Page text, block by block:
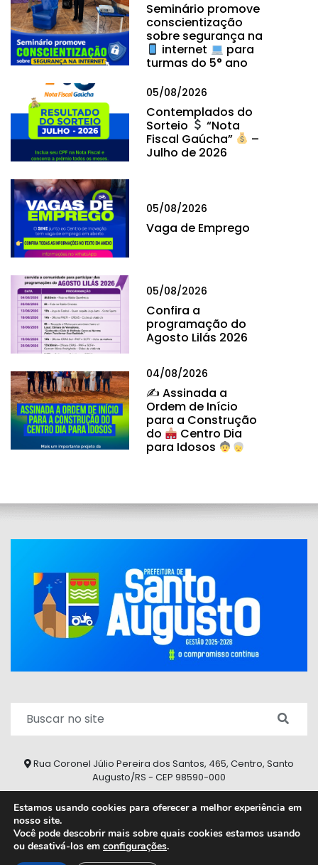
Seminário promove
conscientização
sobre segurança na
internet
para
turmas do 5° ano
05/08/2026
Contemplados do
Sorteio
“Nota
Fiscal Gaúcha”
–
Julho de 2026
05/08/2026
Vaga de Emprego
05/08/2026
Confira a
programação do
Agosto Lilás 2026
04/08/2026
✍ Assinada a
Ordem de Início
para a Construção
do
Centro Dia
para Idosos
Rua Coronel Júlio Pereira dos Santos, 465, Centro, Santo
Augusto/RS - CEP 98590-000
Estamos usando cookies para oferecer a melhor experiência em
nosso site.
Você pode descobrir mais sobre quais cookies estamos usando
ou desativá-los em configurações.